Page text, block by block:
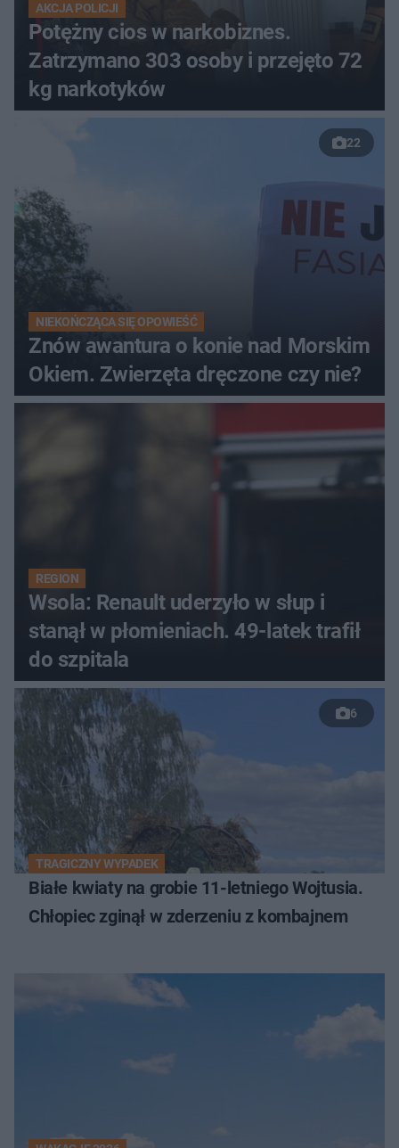
AKCJA POLICJI
Potężny cios w narkobiznes.
Zatrzymano 303 osoby i przejęto 72
kg narkotyków
22
NIEKOŃCZĄCA SIĘ OPOWIEŚĆ
Znów awantura o konie nad Morskim
Okiem. Zwierzęta dręczone czy nie?
REGION
Wsola: Renault uderzyło w słup i
stanął w płomieniach. 49-latek trafił
do szpitala
6
TRAGICZNY WYPADEK
Białe kwiaty na grobie 11-letniego Wojtusia.
Chłopiec zginął w zderzeniu z kombajnem